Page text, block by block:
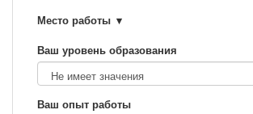
Место работы
Ваш уровень образования
Ваш опыт работы